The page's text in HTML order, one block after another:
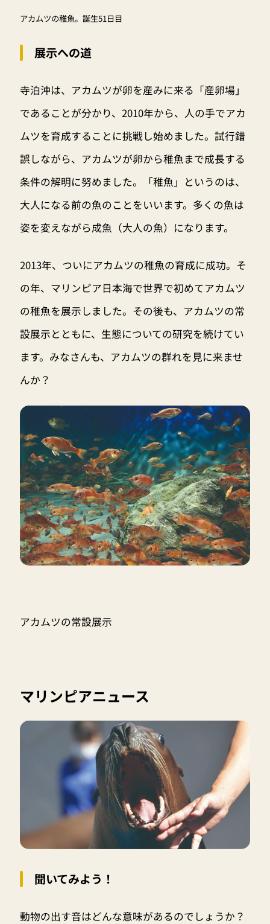
アカムツの稚魚。誕生51日目
展示への道
寺泊沖は、アカムツが卵を産みに来る「産卵場」
であることが分かり、2010年から、人の手でアカ
ムツを育成することに挑戦し始めました。試行錯
誤しながら、アカムツが卵から稚魚まで成長する
条件の解明に努めました。「稚魚」というのは、
大人になる前の魚のことをいいます。多くの魚は
姿を変えながら成魚（大人の魚）になります。
2013年、ついにアカムツの稚魚の育成に成功。そ
の年、マリンピア日本海で世界で初めてアカムツ
の稚魚を展示しました。その後も、アカムツの常
設展示とともに、生態についての研究を続けてい
ます。みなさんも、アカムツの群れを見に来ませ
んか？
アカムツの常設展示
マリンピアニュース
聞いてみよう！
動物の出す音はどんな意味があるのでしょうか？